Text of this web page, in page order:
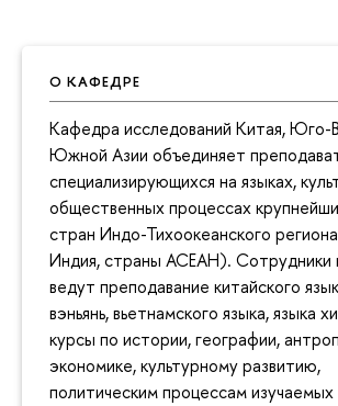
О КАФЕДРЕ
Кафедра исследований Китая, Юго-
Южной Азии объединяет
специализирующихся на языках,
общественных процессах
стран Индо-Тихоокеанского
Индия, страны АСЕАН). Сотрудники
ведут преподавание китайского
вэньянь, вьетнамского языка, языка
курсы по истории, географии,
экономике, культурному развитию,
политическим процессам изучаемых